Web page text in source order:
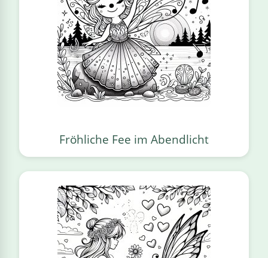
Fröhliche Fee im Abendlicht